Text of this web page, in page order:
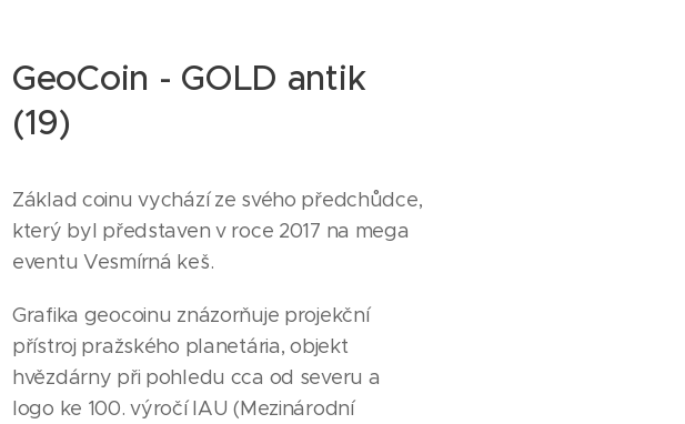
GeoCoin - GOLD antik
(19)
Základ coinu vychází ze svého předchůdce,
který byl představen v roce 2017 na mega
eventu Vesmírná keš.
Grafika geocoinu znázorňuje projekční
přístroj pražského planetária, objekt
hvězdárny při pohledu cca od severu a
logo ke 100. výročí IAU (Mezinárodní